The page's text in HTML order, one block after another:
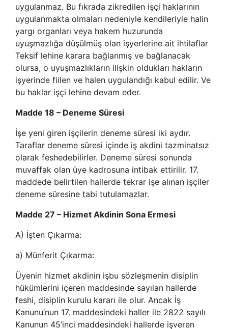
uygulanmaz. Bu fıkrada zikredilen işçi haklarının
uygulanmakta olmaları nedeniyle kendileriyle halin
yargı organları veya hakem huzurunda
uyuşmazlığa düşülmüş olan işyerlerine ait ihtilaflar
Teksif lehine karara bağlanmış ve bağlanacak
olursa, o uyuşmazlıkların ilişkin oldukları hakların
işyerinde fiilen ve halen uygulandığı kabul edilir. Ve
bu haklar işçi lehine devam eder.
Madde 18 – Deneme Süresi
İşe yeni giren işçilerin deneme süresi iki aydır.
Taraflar deneme süresi içinde iş akdini tazminatsız
olarak feshedebilirler. Deneme süresi sonunda
muvaffak olan üye kadrosuna intibak ettirilir. 17.
maddede belirtilen hallerde tekrar işe alınan işçiler
deneme süresine tabi tutulamazlar.
Madde 27 – Hizmet Akdinin Sona Ermesi
A) İşten Çıkarma:
a) Münferit Çıkarma:
Üyenin hizmet akdinin işbu sözleşmenin disiplin
hükümlerini içeren maddesinde sayılan hallerde
feshi, disiplin kurulu kararı ile olur. Ancak İş
Kanunu’nun 17. maddesindeki haller ile 2822 sayılı
Kanunun 45’inci maddesindeki hallerde işveren